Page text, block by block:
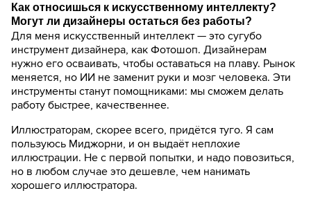
Как относишься к искусственному интеллекту?
Могут ли дизайнеры остаться без работы?
Для меня искусственный интеллект — это сугубо
инструмент дизайнера, как Фотошоп. Дизайнерам
нужно его осваивать, чтобы оставаться на плаву. Рынок
меняется, но ИИ не заменит руки и мозг человека. Эти
инструменты станут помощниками: мы сможем делать
работу быстрее, качественнее.
Иллюстраторам, скорее всего, придётся туго. Я сам
пользуюсь Миджорни, и он выдаёт неплохие
иллюстрации. Не с первой попытки, и надо повозиться,
но в любом случае это дешевле, чем нанимать
хорошего иллюстратора.